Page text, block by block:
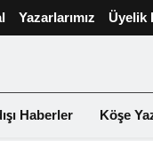
Yazarlarımız Üyelik
Haberler Köşe